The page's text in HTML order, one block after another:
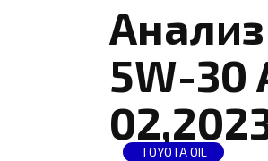
5W-30
TOYOTA OIL